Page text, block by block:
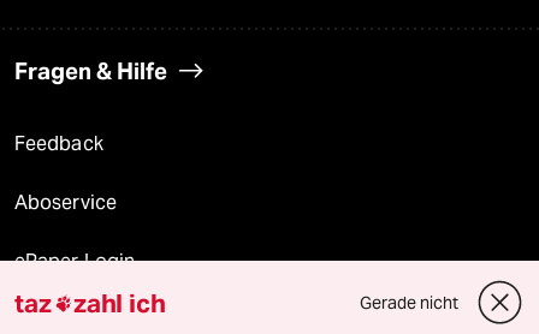
Fragen & Hilfe
Feedback
Aboservice
ePaper Login
Downloads für Abonnierende
taz zahl ich Gerade nicht